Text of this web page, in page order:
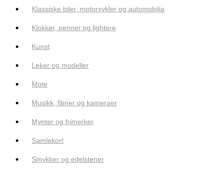
Klassiske biler, motorsykler og automobilia
Klokker, penner og lightere
Kunst
Leker og modeller
Mote
Musikk, filmer og kameraer
Mynter og frimerker
Samlekort
Smykker og edelstener